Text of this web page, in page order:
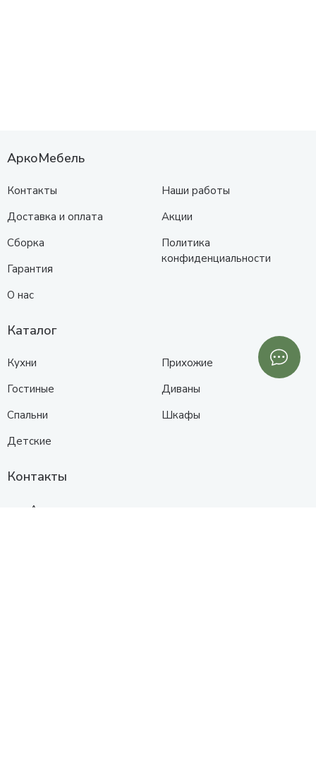
АркоМебель
Контакты
Доставка и оплата
Сборка
Гарантия
О нас
Наши работы
Акции
Политика
конфиденциальности
Каталог
Кухни
Гостиные
Спальни
Детские
Прихожие
Диваны
Шкафы
Контакты
Анапа